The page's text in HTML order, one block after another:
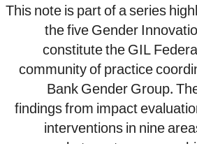
This note is part of a series
the five Gender
constitute the GIL
community of practice
Bank Gender Group.
findings from impact
interventions in nine